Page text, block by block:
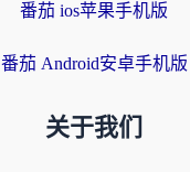
番茄 ios苹果手机版
番茄 Android安卓手机版
关于我们